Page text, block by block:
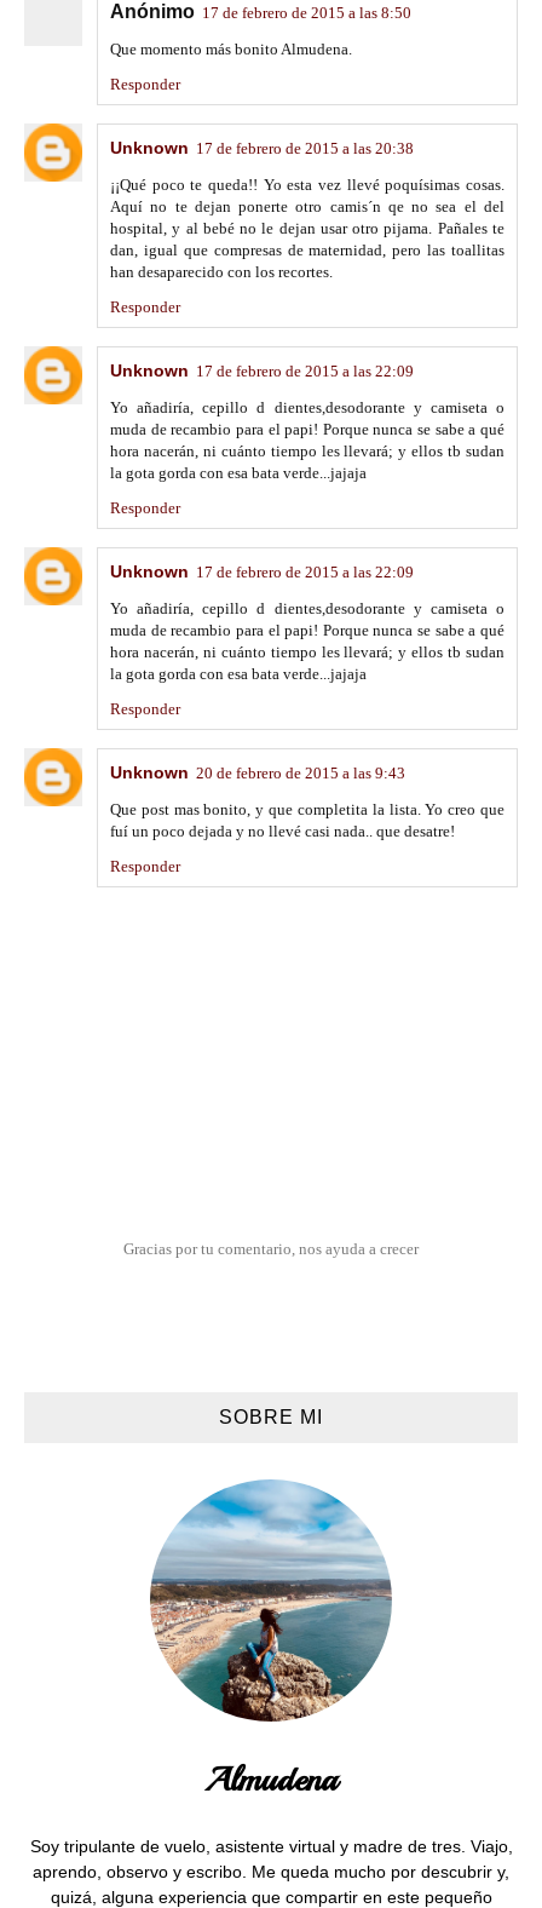
Anónimo 17 de febrero de 2015 a las 8:50
Que momento más bonito Almudena.
Responder
Unknown 17 de febrero de 2015 a las 20:38
¡¡Qué poco te queda!! Yo esta vez llevé poquísimas cosas.
Aquí no te dejan ponerte otro camis´n qe no sea el del
hospital, y al bebé no le dejan usar otro pijama. Pañales te
dan, igual que compresas de maternidad, pero las toallitas
han desaparecido con los recortes.
Responder
Unknown 17 de febrero de 2015 a las 22:09
Yo añadiría, cepillo d dientes,desodorante y camiseta o
muda de recambio para el papi! Porque nunca se sabe a qué
hora nacerán, ni cuánto tiempo les llevará; y ellos tb sudan
la gota gorda con esa bata verde...jajaja
Responder
Unknown 17 de febrero de 2015 a las 22:09
Yo añadiría, cepillo d dientes,desodorante y camiseta o
muda de recambio para el papi! Porque nunca se sabe a qué
hora nacerán, ni cuánto tiempo les llevará; y ellos tb sudan
la gota gorda con esa bata verde...jajaja
Responder
Unknown 20 de febrero de 2015 a las 9:43
Que post mas bonito, y que completita la lista. Yo creo que
fuí un poco dejada y no llevé casi nada.. que desatre!
Responder
Gracias por tu comentario, nos ayuda a crecer
SOBRE MI
Almudena
Soy tripulante de vuelo, asistente virtual y madre de tres. Viajo,
aprendo, observo y escribo. Me queda mucho por descubrir y,
quizá, alguna experiencia que compartir en este pequeño